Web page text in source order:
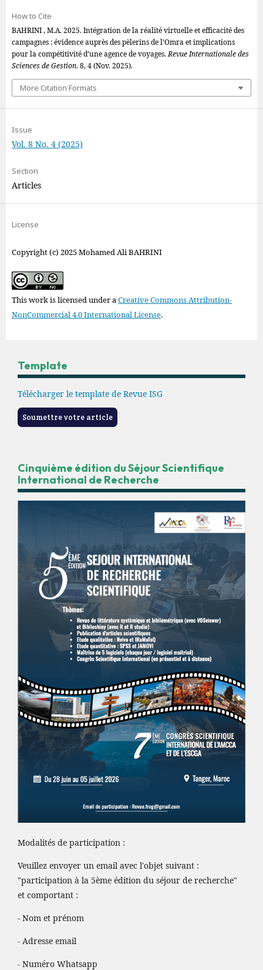
How to Cite
BAHRINI , M.A. 2025. Intégration de la réalité virtuelle et efficacité des
campagnes : évidence auprès des pèlerins de l’Omra et implications
pour la compétitivité d’une agence de voyages.Revue Internationale des
Sciences de Gestion. 8, 4 (Nov. 2025).
More Citation Formats
Issue
Vol. 8 No. 4 (2025)
Section
Articles
License
Copyright (c) 2025 Mohamed Ali BAHRINI
This work is licensed under aCreative Commons Attribution-
NonCommercial 4.0 International License.
Template
Télécharger le template de Revue ISG
Soumettre votre article
Cinquième édition du Séjour Scientifique
International de Recherche
Modalités de participation :
Veuillez envoyer un email avec l'objet suivant :
"participation à la 5ème édition du séjour de recherche"
et comportant :
- Nom et prénom
- Adresse email
- Numéro Whatsapp